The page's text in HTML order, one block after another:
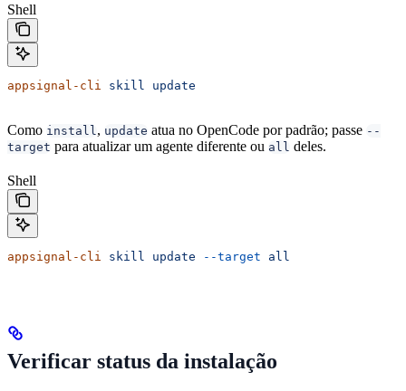
Shell
appsignal-cli skill update
Como install , update atua no OpenCode por padrão; passe --
target para atualizar um agente diferente ou all deles.
Shell
appsignal-cli skill update --target all
Verificar status da instalação